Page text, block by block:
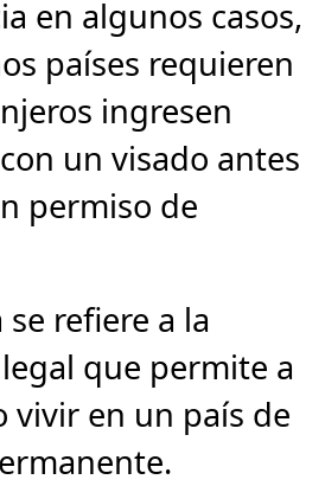
en algunos casos,
países requieren
ingresen
un visado antes
permiso de
refiere a la
que permite a
vivir en un país de